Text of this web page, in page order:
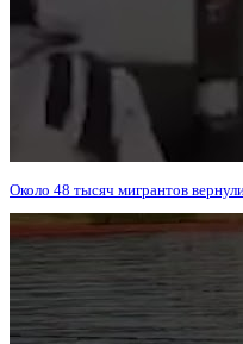
Около 48 тысяч мигрантов